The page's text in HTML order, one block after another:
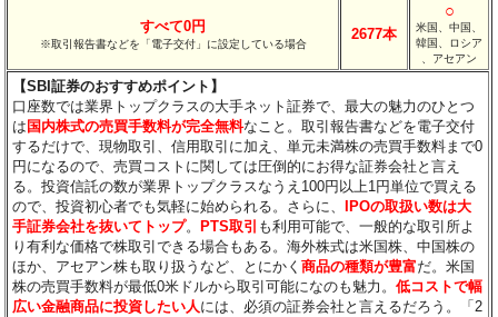
すべて0円
※取引報告書などを「電子交付」に設定している場合
2677本
○
米国、中国、
韓国、ロシア
、アセアン
【SBI証券のおすすめポイント】
口座数では業界トップクラスの大手ネット証券で、最大の魅力のひとつ
は 国内株式の売買手数料が完全無料なこと。取引報告書などを電子交付
するだけで、現物取引、信用取引に加え、単元未満株の売買手数料まで0
円になるので、売買コストに関しては圧倒的にお得な証券会社と言え
る。投資信託の数が業界トップクラスなうえ100円以上1円単位で買える
ので、投資初心者でも気軽に始められる。さらに、
IPOの取扱い数は大
手証券会社を抜いてトップ。 PTS取引 も利用可能で、一般的な取引所よ
り有利な価格で株取引できる場合もある。海外株式は米国株、中国株の
ほか、アセアン株も取り扱うなど、とにかく商品の種類が豊富だ。米国
株の売買手数料が最低0米ドルから取引可能になのも魅力。低コストで幅
広い金融商品に投資したい人には、必須の証券会社と言えるだろう。「2